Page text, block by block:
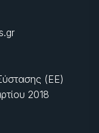
(ΕΕ)
2018